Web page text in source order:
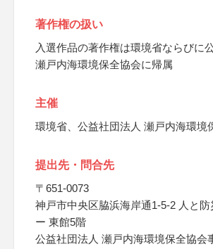
著作権の扱い
入選作品の著作権は環境省ならびに
瀬戸内海環境保全協会に帰属
主催
環境省、公益社団法人 瀬戸内海環境
提出先・問合先
〒651-0073
神戸市中央区脇浜海岸通1-5-2 人と防
ー 東館5階
公益社団法人 瀬戸内海環境保全協会